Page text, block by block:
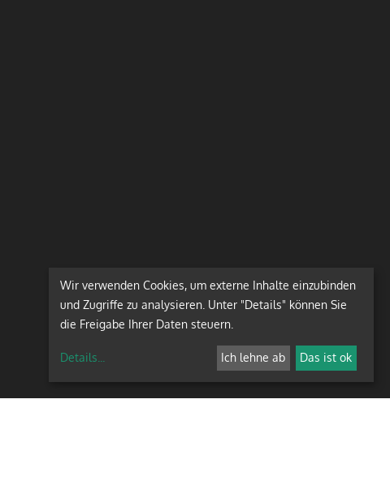
Wir verwenden Cookies, um externe Inhalte einzubinden
und Zugriffe zu analysieren. Unter "Details" können Sie
die Freigabe Ihrer Daten steuern.
Details... Ich lehne ab Das ist ok